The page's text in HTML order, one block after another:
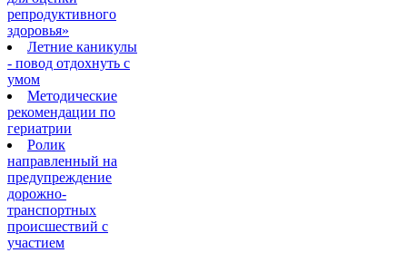
репродуктивного
здоровья»
Летние каникулы
- повод отдохнуть с
умом
Методические
рекомендации по
гериатрии
Ролик
направленный на
предупреждение
дорожно-
транспортных
происшествий с
участием